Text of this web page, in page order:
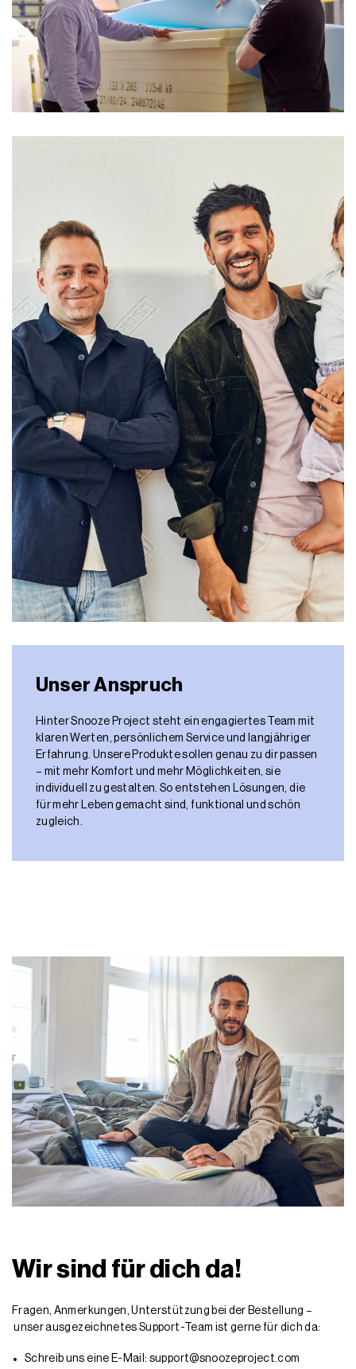
Unser Anspruch
Hinter Snooze Project steht ein engagiertes Team mit
klaren Werten, persönlichem Service und langjähriger
Erfahrung. Unsere Produkte sollen genau zu dir passen
– mit mehr Komfort und mehr Möglichkeiten, sie
individuell zu gestalten. So entstehen Lösungen, die
für mehr Leben gemacht sind, funktional und schön
zugleich.
Wir sind für dich da!
Fragen, Anmerkungen, Unterstützung bei der Bestellung –
unser ausgezeichnetes Support-Team ist gerne für dich da:
Schreib uns eine E-Mail: support@snoozeproject.com